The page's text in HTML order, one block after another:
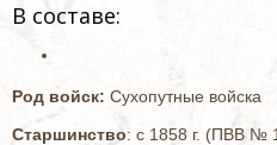
В составе:
Род войск: Сухопутные войска
Старшинство: с 1858 г. (ПВВ №